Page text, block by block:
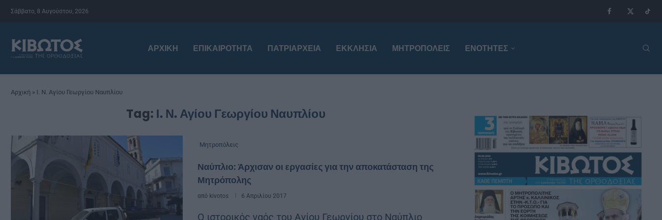
Σάββατο, 8 Αυγούστου, 2026
ΑΡΧΙΚΉ ΕΠΙΚΑΙΡΌΤΗΤΑ ΠΑΤΡΙΑΡΧΕΊΑ ΕΚΚΛΗΣΊΑ ΜΗΤΡΟΠΌΛΕΙΣ ΕΝΟΤΗΤΕΣ
Αρχική » Ι. Ν. Αγίου Γεωργίου Ναυπλίου
Tag: Ι. Ν. Αγίου Γεωργίου Ναυπλίου
Μητροπόλεις
Ναύπλιο: Άρχισαν οι εργασίες για την αποκατάσταση της
Μητρόπολης
από kivotos 6 Απριλίου 2017
Ο ιστορικός ναός του Αγίου Γεωργίου στο Ναύπλιο